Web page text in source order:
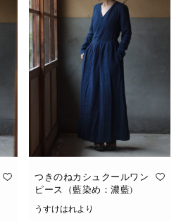
つきのねカシュクールワン
ピース（藍染め：濃藍)
うすけはれより